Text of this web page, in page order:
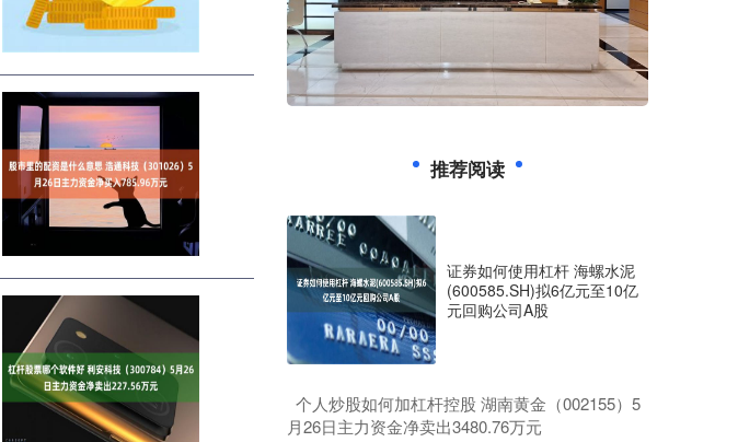
推荐阅读
证券如何使用杠杆 海螺水泥
(600585.SH)拟6亿元至10亿
元回购公司A股
​个人炒股如何加杠杆控股 湖南黄金（002155）5
月26日主力资金净卖出3480.76万元